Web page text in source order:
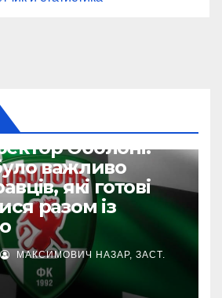
Оболоні:
важливо
які готові
разом із
МАКСИМОВИЧ НАЗАР, ЗАСТ.